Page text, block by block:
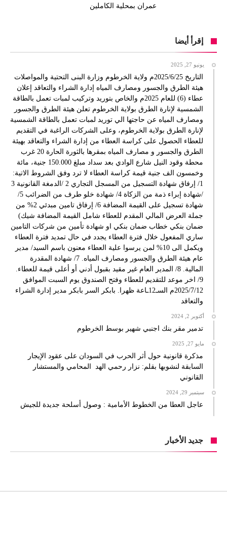
عمران بمحلية الكاملين
إقرأ أيضا
يونيو 27, 2025
التاريخ 2025/6/25م ولاية الخرطوم وزارة البنى التحتية والمواصلات
هيئة الطرق والجسور ومصارف المياه إدارة الشراء والتعاقد إعلان
عطاء (6) للعام 2025م والخاص بتوريد وتركيب لمبات تعمل بالطاقة
الشمسية لإنارة الطرق بولاية الخرطوم تعلن هيئة الطرق والجسور
ومصارف المياه عن حاجتها الي توريد لمبات تعمل بالطاقة الشمسية
لإنارة الطرق بولاية الخرطوم، وعلى الشركات الراغبة في التقديم
للعطاء الحصول على كراسة العطاء من إدارة الشراء والتعاقد بهيئة
الطرق والجسور و مصارف المياه بمقرها بالثورة الحارة 20 غرب
محطة وقود النيل شارع الوادي بعد سداد مبلغ 150.000 جنية، مائة
وخمسون الف جنية قيمة كراسة العطاء لا ترد وفق الشروط الاتية:
1/ إرفاق شهادة التسجيل من المسجل التجاري 2 /الدمغة القانونية 3
/شهادة إبراء ذمة من الزكاة 4/ شهادة خلو طرف من الضرائب 5/
شهادة تسجيل على القيمة المضافة 6/ إرفاق تامين مبدئي 2% من
جملة العرض المالي المقدم للعطاء شامل القيمة المضافة شيك)
ضمان بنكي خطاب ضمان بنكي او شهادة تأمين من شركات التامين
ساري المفعول خلال فترة العطاء يجدد في حال تمديد فترة العطاء
ويكمل الى 10% لمن يرسوا علية العطاء معنون باسم السيد/ مدير
عام هيئة الطرق والجسور ومصارف المياه. 7/ شهادة المقدرة
المالية. 8/ المدير العام غير مقيد بقبول أدني أو أعلى قيمة للعطاء.
9/ اخر موعد للتقديم للعطاء وفتح الصندوق يوم السبت الموافق
2025/7/12م السـ12ـاعة ظهرا. بابكر السر بابكر مدير إدارة الشراء
والتعاقد
أكتوبر 2, 2024
تدمير مقر بنك اجنبي شهير بوسط الخرطوم
مايو 27, 2025
مذكرة قانونية حول أثر الحرب في السودان على عقود الإيجار
السابقة لنشوبها بقلم: نزار رحمي الهد المحامي والمستشار
القانوني
سبتمبر 29, 2024
عاجل العطا من الخطوط الأمامية : وصول أسلحة جديدة للجيش
جديد الأخبار